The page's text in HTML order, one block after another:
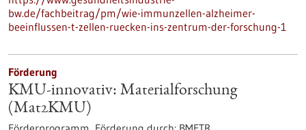
bw.de/fachbeitrag/pm/wie-immunzellen-alzheimer-
beeinflussen-t-zellen-ruecken-ins-zentrum-der-forschung-1
Förderung
KMU-innovativ: Materialforschung
(Mat2KMU)